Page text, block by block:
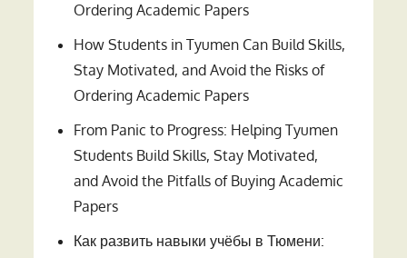
Ordering Academic Papers
How Students in Tyumen Can Build Skills,
Stay Motivated, and Avoid the Risks of
Ordering Academic Papers
From Panic to Progress: Helping Tyumen
Students Build Skills, Stay Motivated,
and Avoid the Pitfalls of Buying Academic
Papers
Как развить навыки учёбы в Тюмени: